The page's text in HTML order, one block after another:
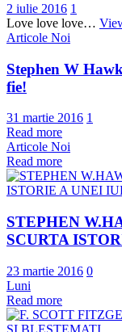
2 iulie 2016 1
Love love love…
Articole Noi
Stephen W
fie!
31 martie 2016 1
Read more
Articole Noi
Read more
STEPHEN
SCURTA
23 martie 2016 0
Luni
Read more